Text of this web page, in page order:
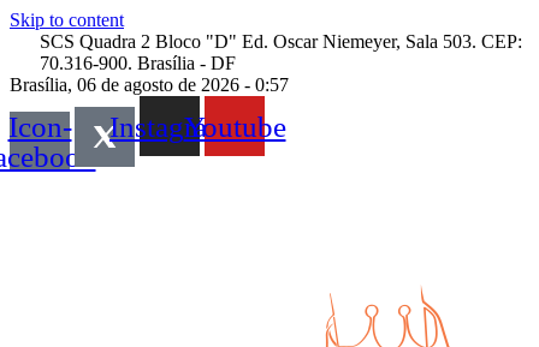
Skip to content
SCS Quadra 2 Bloco "D" Ed. Oscar Niemeyer, Sala 503. CEP:
70.316-900. Brasília - DF
Brasília, 06 de agosto de 2026 - 0:57
Icon-
InstagramYoutube